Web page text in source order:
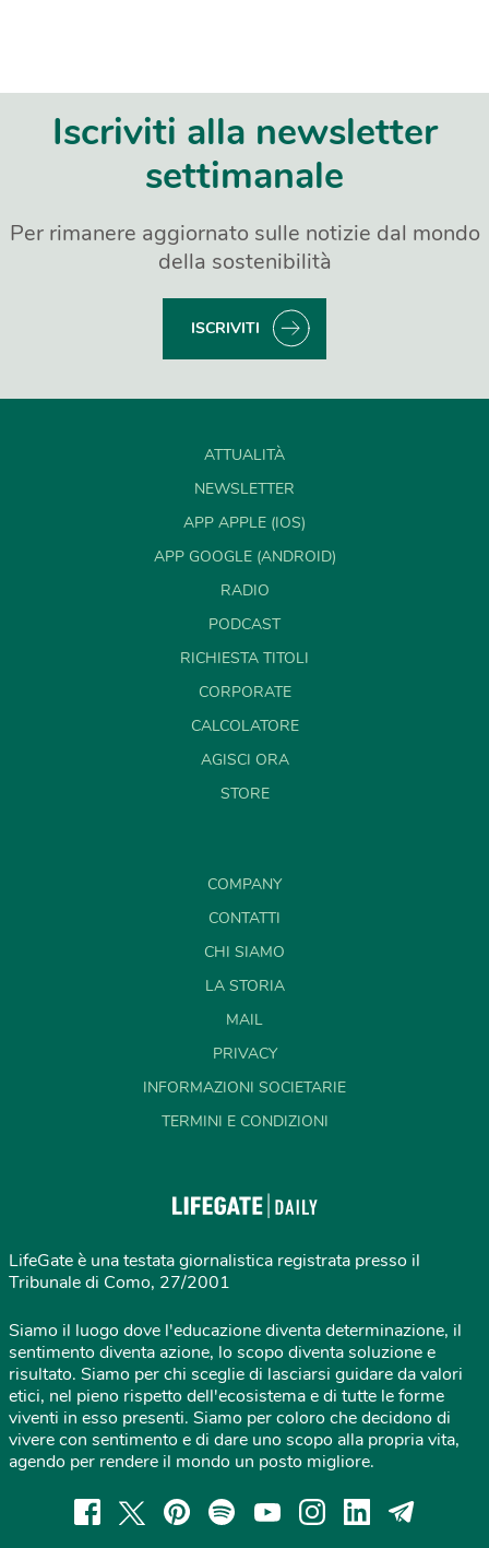
Iscriviti alla newsletter
settimanale
Per rimanere aggiornato sulle notizie dal mondo
della sostenibilità
ISCRIVITI
ATTUALITÀ
NEWSLETTER
APP APPLE (IOS)
APP GOOGLE (ANDROID)
RADIO
PODCAST
RICHIESTA TITOLI
CORPORATE
CALCOLATORE
AGISCI ORA
STORE
COMPANY
CONTATTI
CHI SIAMO
LA STORIA
MAIL
PRIVACY
INFORMAZIONI SOCIETARIE
TERMINI E CONDIZIONI
LifeGate è una testata giornalistica registrata presso il
Tribunale di Como, 27/2001
Siamo il luogo dove l'educazione diventa determinazione, il
sentimento diventa azione, lo scopo diventa soluzione e
risultato. Siamo per chi sceglie di lasciarsi guidare da valori
etici, nel pieno rispetto dell'ecosistema e di tutte le forme
viventi in esso presenti. Siamo per coloro che decidono di
vivere con sentimento e di dare uno scopo alla propria vita,
agendo per rendere il mondo un posto migliore.